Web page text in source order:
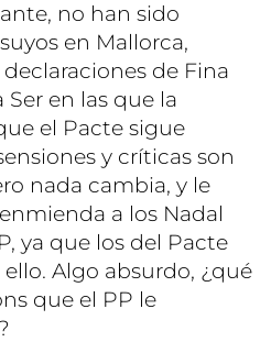
no han sido
en Mallorca,
de Fina
en las que la
el Pacte sigue
y críticas son
nada cambia, y le
a los Nadal
ya que los del Pacte
Algo absurdo, ¿qué
que el PP le